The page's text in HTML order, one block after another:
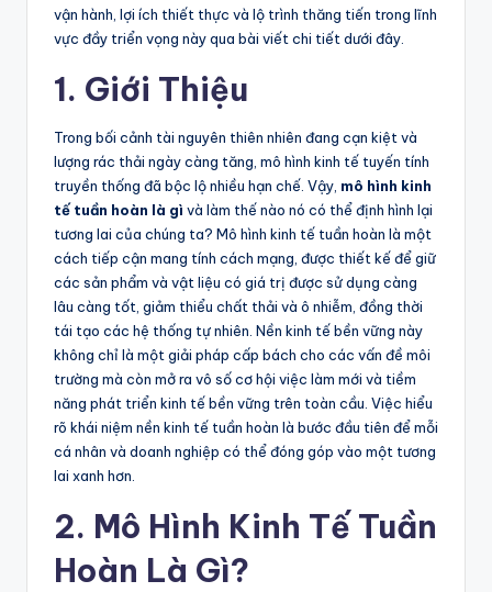
vận hành, lợi ích thiết thực và lộ trình thăng tiến trong lĩnh
vực đầy triển vọng này qua bài viết chi tiết dưới đây.
1. Giới Thiệu
Trong bối cảnh tài nguyên thiên nhiên đang cạn kiệt và
lượng rác thải ngày càng tăng, mô hình kinh tế tuyến tính
truyền thống đã bộc lộ nhiều hạn chế. Vậy, mô hình kinh
tế tuần hoàn là gì và làm thế nào nó có thể định hình lại
tương lai của chúng ta? Mô hình kinh tế tuần hoàn là một
cách tiếp cận mang tính cách mạng, được thiết kế để giữ
các sản phẩm và vật liệu có giá trị được sử dụng càng
lâu càng tốt, giảm thiểu chất thải và ô nhiễm, đồng thời
tái tạo các hệ thống tự nhiên. Nền kinh tế bền vững này
không chỉ là một giải pháp cấp bách cho các vấn đề môi
trường mà còn mở ra vô số cơ hội việc làm mới và tiềm
năng phát triển kinh tế bền vững trên toàn cầu. Việc hiểu
rõ khái niệm nền kinh tế tuần hoàn là bước đầu tiên để mỗi
cá nhân và doanh nghiệp có thể đóng góp vào một tương
lai xanh hơn.
2. Mô Hình Kinh Tế Tuần
Hoàn Là Gì?